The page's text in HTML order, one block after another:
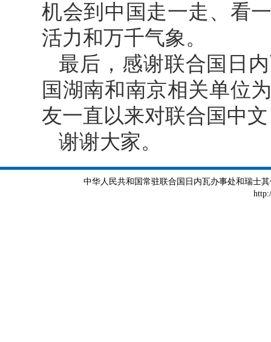
机会到中国走一走、看
活力和万千气象。
最后，感谢联合国日
国湖南和南京相关单位
友一直以来对联合国中
谢谢大家。
中华人民共和国常驻联合国日内瓦办事处和瑞士